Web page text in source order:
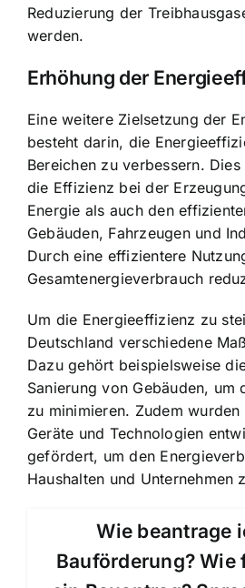
Reduzierung der
werden.
Erhöhung der
Eine weitere Zielsetzung der
besteht darin, die
Bereichen zu verbessern.
die Effizienz bei der
Energie als auch den
Gebäuden, Fahrzeugen und
Durch eine effizientere
Gesamtenergieverbrauch
Um die Energieeffizienz zu
Deutschland verschiedene
Dazu gehört beispielsweise
Sanierung von Gebäuden, um
zu minimieren. Zudem
Geräte und Technologien
gefördert, um den
Haushalten und Unternehmen
Wie beantrage
Bauförderung?